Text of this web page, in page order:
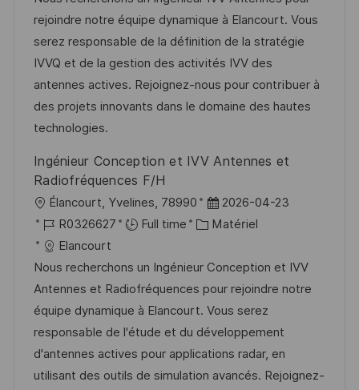
l
i
s
a
t
i
n
d
’
a
f
f
h
g
é
r
e
n
c
e
u
s
t
é
g
o
r
i
rejoindre notre équipe dynamique à Elancourt. Vous
serez responsable de la définition de la stratégie
IVVQ et de la gestion des activités IVV des
antennes actives. Rejoignez-nous pour contribuer à
des projets innovants dans le domaine des hautes
technologies.
Ingénieur Conception et IVV Antennes et
Radiofréquences F/H
o
c
a
l
i
s
a
t
Élancourt, Yvelines, 78990
D
a
e
d
’
a
f
f
2026-04-23
R
é
f
é
r
e
n
c
R0326627 Full time
C
t
é
g
o
r
i
Matériel
Elancourt
Nous recherchons un Ingénieur Conception et IVV
Antennes et Radiofréquences pour rejoindre notre
équipe dynamique à Elancourt. Vous serez
responsable de l'étude et du développement
d'antennes actives pour applications radar, en
utilisant des outils de simulation avancés. Rejoignez-